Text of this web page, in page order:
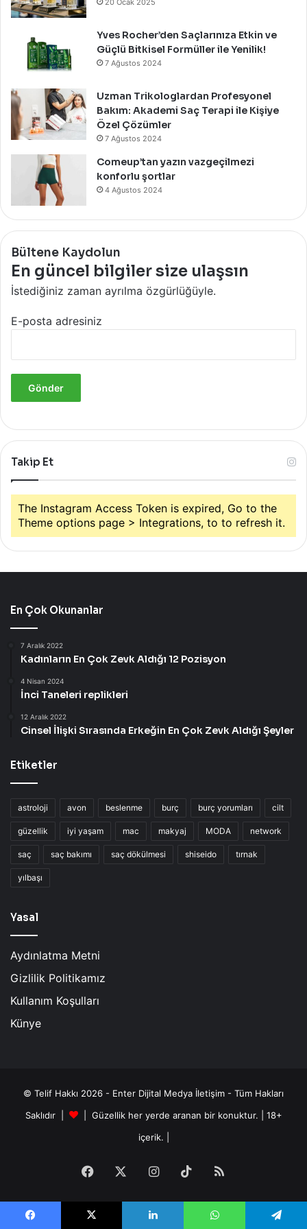
20 Ocak 2025
Yves Rocher’den Saçlarınıza Etkin ve
Güçlü Bitkisel Formüller ile Yenilik!
7 Ağustos 2024
Uzman Trikologlardan Profesyonel
Bakım: Akademi Saç Terapi ile Kişiye
Özel Çözümler
7 Ağustos 2024
Comeup’tan yazın vazgeçilmezi
konforlu şortlar
4 Ağustos 2024
Bültene Kaydolun
En güncel bilgiler size ulaşsın
İstediğiniz zaman ayrılma özgürlüğüyle.
E-posta adresiniz
Takip Et
The Instagram Access Token is expired, Go to the
Theme options page > Integrations, to to refresh it.
En Çok Okunanlar
7 Aralık 2022
Kadınların En Çok Zevk Aldığı 12 Pozisyon
4 Nisan 2024
İnci Taneleri replikleri
12 Aralık 2022
Cinsel İlişki Sırasında Erkeğin En Çok Zevk Aldığı Şeyler
Etiketler
astroloji avon beslenme burç burç yorumları cilt
güzellik iyi yaşam mac makyaj MODA network
saç saç bakımı saç dökülmesi shiseido tırnak
yılbaşı
Yasal
Aydınlatma Metni
Gizlilik Politikamız
Kullanım Koşulları
Künye
© Telif Hakkı 2026 - Enter Dijital Medya İletişim - Tüm Hakları
Saklıdır |
| Güzellik her yerde aranan bir konuktur. | 18+
içerik. |
Facebook Instagram
TikTokRSS